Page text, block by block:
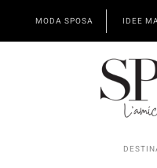
MODA SPOSA IDEE